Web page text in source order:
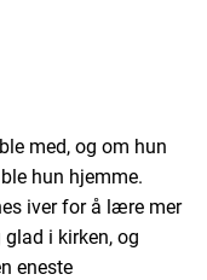
med, og om hun
hun hjemme.
iver for å lære mer
i kirken, og
eneste